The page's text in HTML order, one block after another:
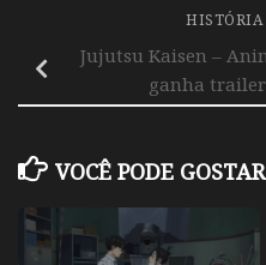
HISTÓRIA
Jujutsu Kaisen –
ganha trailer
VOCÊ PODE